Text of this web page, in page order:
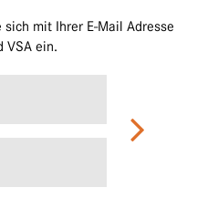
mit Ihrer E-Mail Adresse
VSA ein.